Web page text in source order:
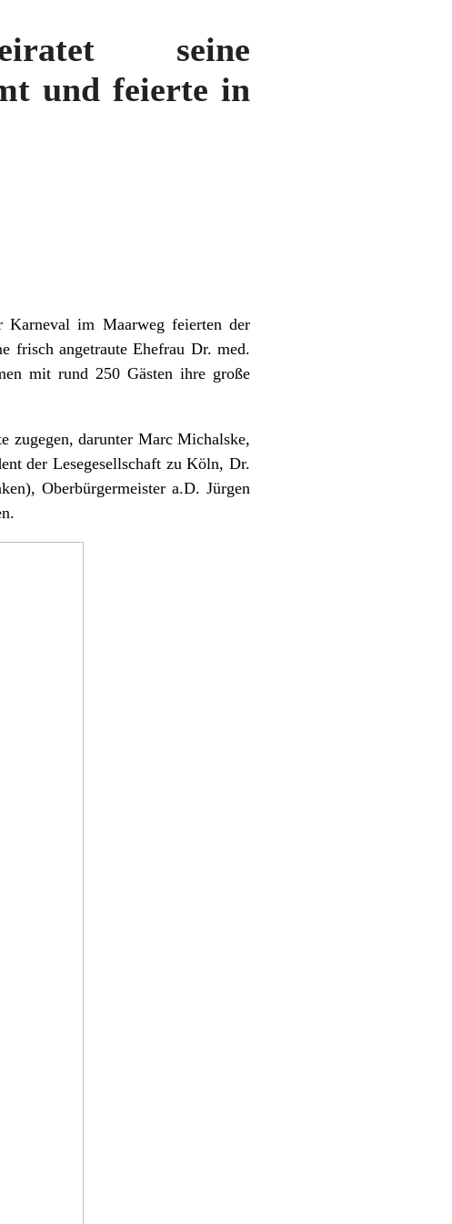
seine
und feierte in
Karneval im Maarweg feierten der
frisch angetraute Ehefrau Dr. med.
mit rund 250 Gästen ihre große
zugegen, darunter Marc Michalske,
der Lesegesellschaft zu Köln, Dr.
Oberbürgermeister a.D. Jürgen